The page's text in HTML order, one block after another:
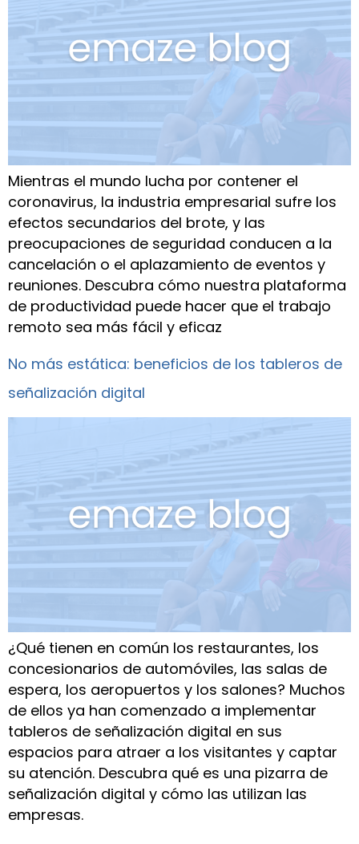
Mientras el mundo lucha por contener el
coronavirus, la industria empresarial sufre los
efectos secundarios del brote, y las
preocupaciones de seguridad conducen a la
cancelación o el aplazamiento de eventos y
reuniones. Descubra cómo nuestra plataforma
de productividad puede hacer que el trabajo
remoto sea más fácil y eficaz
No más estática: beneficios de los tableros de
señalización digital
¿Qué tienen en común los restaurantes, los
concesionarios de automóviles, las salas de
espera, los aeropuertos y los salones? Muchos
de ellos ya han comenzado a implementar
tableros de señalización digital en sus
espacios para atraer a los visitantes y captar
su atención. Descubra qué es una pizarra de
señalización digital y cómo las utilizan las
empresas.